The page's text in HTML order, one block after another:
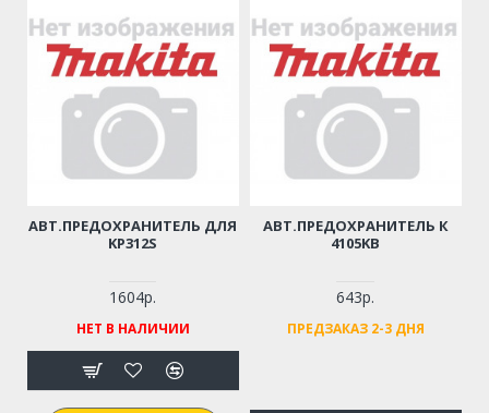
АВТ.ПРЕДОХРАНИТЕЛЬ ДЛЯ
KP312S
1604р.
НЕТ В НАЛИЧИИ
АВТ.ПРЕДОХРАНИТЕЛЬ К
4105KB
643р.
ПРЕДЗАКАЗ 2-3 ДНЯ